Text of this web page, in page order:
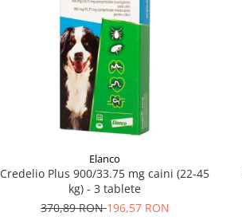
Elanco
Credelio Plus 900/33.75 mg caini (22-45
kg) - 3 tablete
370,89 RON196,57 RON